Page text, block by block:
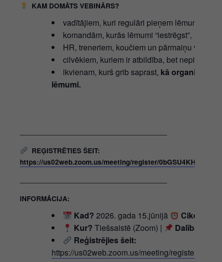
KAM DOMĀTS VEBINĀRS?
vadītājiem, kuri regulāri pieņem lēmumus un
komandām, kurās lēmumi “iestrēgst”,
HR, treneriem, koučiem un pārmaiņu
cilvēkiem, kuriem ir atbildība, bet nepietiek
ikvienam, kurš grib saprast, kā organizācijā
lēmumi.
REĢISTRĒTIES ŠEIT:
https://us02web.zoom.us/meeting/register/
INFORMĀCIJA:
Kad? 2026. gada 15.jūnijā Cikos?
Kur? Tiešsaistē (Zoom) | Dalība:
Reģistrējies šeit:
https://us02web.zoom.us/meeting/register/